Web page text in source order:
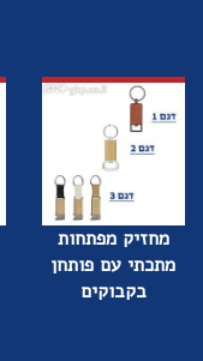
מחזיק מפתחות
מתכתי עם פותחן
בקבוקים